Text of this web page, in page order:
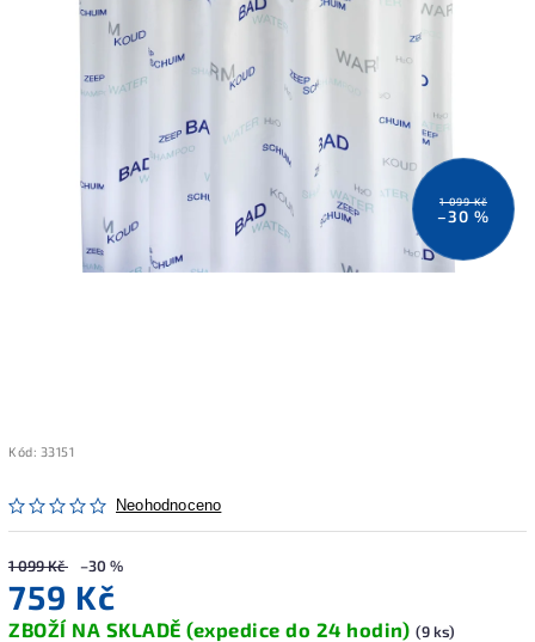
1 099 Kč
–30 %
Kód: 33151
Neohodnoceno
1 099 Kč –30 %
759 Kč
ZBOŽÍ NA SKLADĚ (expedice do 24 hodin) (9 ks)